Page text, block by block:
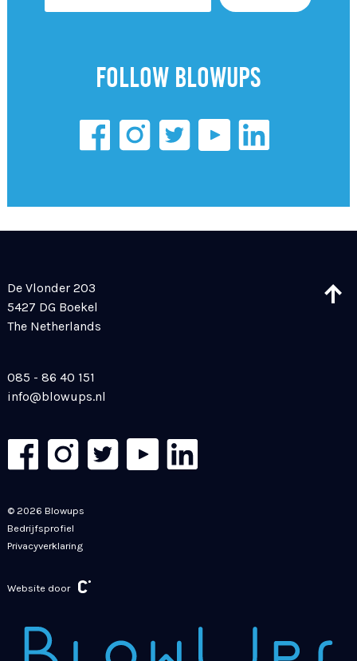
Follow Blowups
De Vlonder 203
5427 DG Boekel
The Netherlands
085 - 86 40 151
info@blowups.nl
© 2026 Blowups
Bedrijfsprofiel
Privacyverklaring
Website door